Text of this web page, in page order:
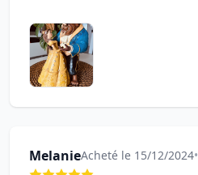
MelanieAcheté le 15/12/2024•